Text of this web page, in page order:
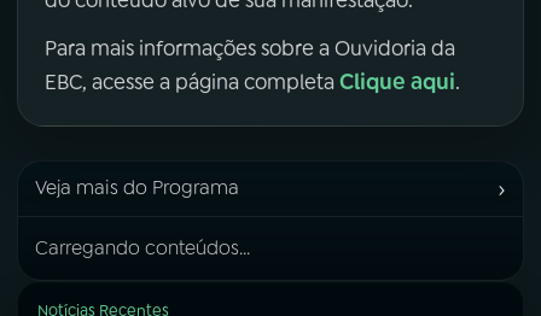
Para mais informações sobre a Ouvidoria da
EBC, acesse a página completa Clique aqui.
Veja mais do Programa ›
Carregando conteúdos...
Notícias Recentes